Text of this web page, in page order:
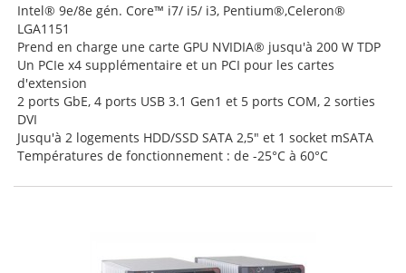
Intel® 9e/8e gén. Core™ i7/ i5/ i3, Pentium®,Celeron®
LGA1151
Prend en charge une carte GPU NVIDIA® jusqu'à 200 W TDP
Un PCIe x4 supplémentaire et un PCI pour les cartes
d'extension
2 ports GbE, 4 ports USB 3.1 Gen1 et 5 ports COM, 2 sorties
DVI
Jusqu'à 2 logements HDD/SSD SATA 2,5" et 1 socket mSATA
Températures de fonctionnement : de -25°C à 60°C